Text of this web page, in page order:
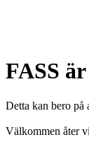
FASS
Detta kan bero på
Välkommen åter